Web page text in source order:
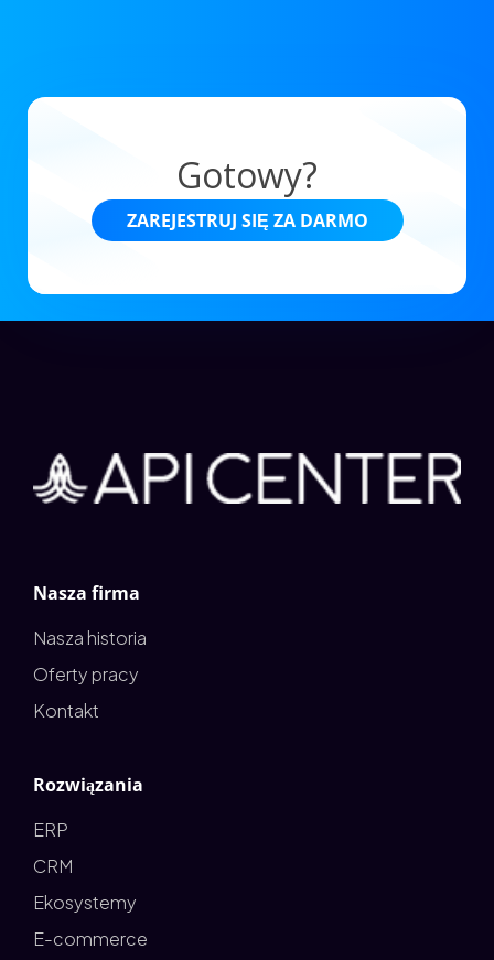
Gotowy?
ZAREJESTRUJ SIĘ ZA DARMO
Nasza firma
Nasza historia
Oferty pracy
Kontakt
Rozwiązania
ERP
CRM
Ekosystemy
E-commerce